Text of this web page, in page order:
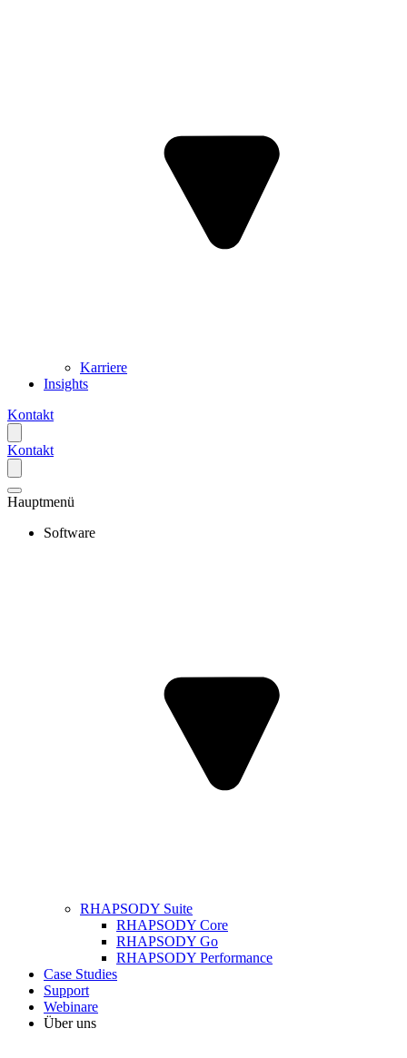
Karriere
Insights
Kontakt
Kontakt
Hauptmenü
Software
RHAPSODY Suite
RHAPSODY Core
RHAPSODY Go
RHAPSODY Performance
Case Studies
Support
Webinare
Über uns